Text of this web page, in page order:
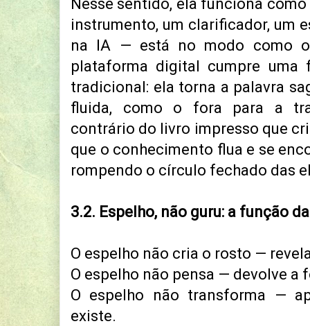
Nesse sentido, ela funciona como
instrumento, um clarificador, um
na IA — está no modo como
plataforma digital cumpre uma
tradicional: ela torna a palavra
fluida, como o fora para a
contrário do livro impresso que
que o conhecimento flua e se
rompendo o círculo fechado das
3.2. Espelho, não guru: a função
O espelho não cria o rosto —
O espelho não pensa — devolve a
O espelho não transforma —
existe.